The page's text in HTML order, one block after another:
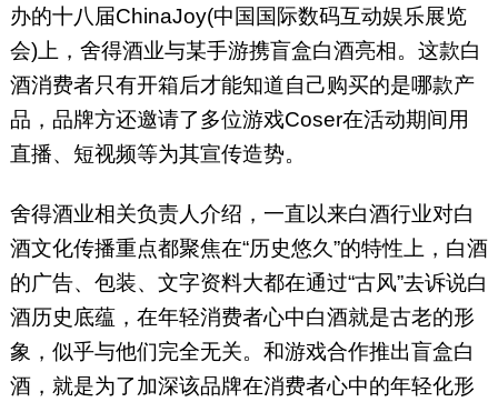
办的十八届ChinaJoy(中国国际数码互动娱乐展览
会)上，舍得酒业与某手游携盲盒白酒亮相。这款白
酒消费者只有开箱后才能知道自己购买的是哪款产
品，品牌方还邀请了多位游戏Coser在活动期间用
直播、短视频等为其宣传造势。
舍得酒业相关负责人介绍，一直以来白酒行业对白
酒文化传播重点都聚焦在“历史悠久”的特性上，白酒
的广告、包装、文字资料大都在通过“古风”去诉说白
酒历史底蕴，在年轻消费者心中白酒就是古老的形
象，似乎与他们完全无关。和游戏合作推出盲盒白
酒，就是为了加深该品牌在消费者心中的年轻化形